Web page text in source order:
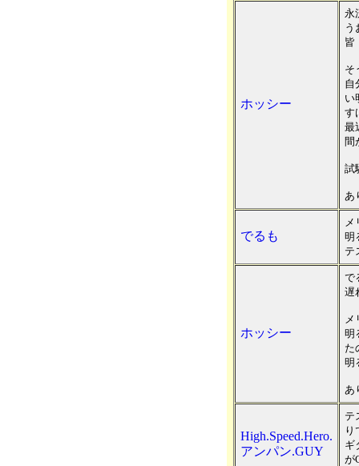
ホッシー
永
う
皆
そ
自
い
す
最
間
試
あ
でるも
メ
明
テ
ホッシー
で
遅
メ
明
た
明
あ
High.Speed.Hero.
アンパン.GUY
テ
り
ギ
が